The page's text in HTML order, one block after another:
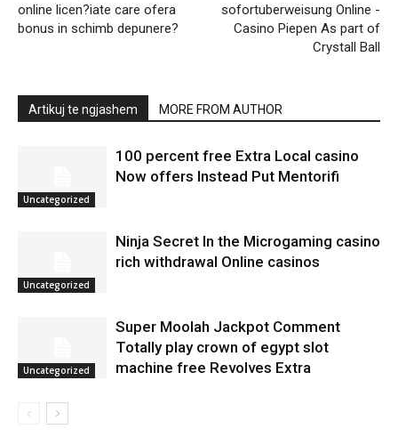
online licen?iate care ofera
bonus in schimb depunere?
sofortuberweisung Online -
Casino Piepen As part of
Crystall Ball
Artikuj te ngjashem MORE FROM AUTHOR
Uncategorized
100 percent free Extra Local casino
Now offers Instead Put Mentorifi
Uncategorized
Ninja Secret In the Microgaming casino
rich withdrawal Online casinos
Uncategorized
Super Moolah Jackpot Comment
Totally play crown of egypt slot
machine free Revolves Extra